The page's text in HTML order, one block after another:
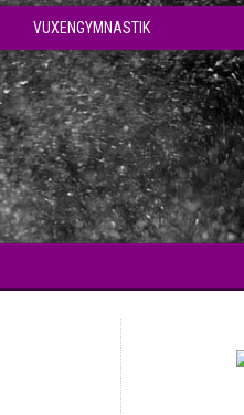
VUXENGYMNASTIK